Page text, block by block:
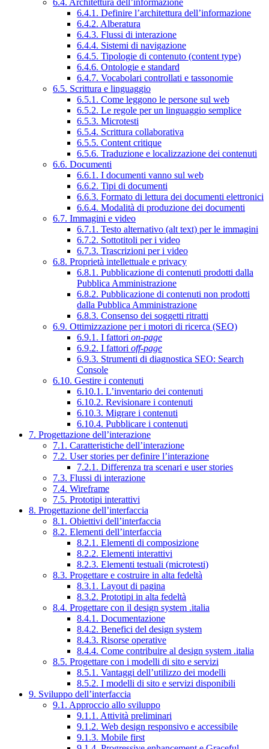
6.4.1. Definire l’architettura dell’informazione
6.4.2. Alberatura
6.4.3. Flussi di interazione
6.4.4. Sistemi di navigazione
6.4.5. Tipologie di contenuto (content type)
6.4.6. Ontologie e standard
6.4.7. Vocabolari controllati e tassonomie
6.5. Scrittura e linguaggio
6.5.1. Come leggono le persone sul web
6.5.2. Le regole per un linguaggio semplice
6.5.3. Microtesti
6.5.4. Scrittura collaborativa
6.5.5. Content critique
6.5.6. Traduzione e localizzazione dei contenuti
6.6. Documenti
6.6.1. I documenti vanno sul web
6.6.2. Tipi di documenti
6.6.3. Formato di lettura dei documenti elettronici
6.6.4. Modalità di produzione dei documenti
6.7. Immagini e video
6.7.1. Testo alternativo (alt text) per le immagini
6.7.2. Sottotitoli per i video
6.7.3. Trascrizioni per i video
6.8. Proprietà intellettuale e privacy
6.8.1. Pubblicazione di contenuti prodotti dalla
Pubblica Amministrazione
6.8.2. Pubblicazione di contenuti non prodotti
dalla Pubblica Amministrazione
6.8.3. Consenso dei soggetti ritratti
6.9. Ottimizzazione per i motori di ricerca (SEO)
6.9.1. I fattori on-page
6.9.2. I fattori off-page
6.9.3. Strumenti di diagnostica SEO: Search
Console
6.10. Gestire i contenuti
6.10.1. L’inventario dei contenuti
6.10.2. Revisionare i contenuti
6.10.3. Migrare i contenuti
6.10.4. Pubblicare i contenuti
7. Progettazione dell’interazione
7.1. Caratteristiche dell’interazione
7.2. User stories per definire l’interazione
7.2.1. Differenza tra scenari e user stories
7.3. Flussi di interazione
7.4. Wireframe
7.5. Prototipi interattivi
8. Progettazione dell’interfaccia
8.1. Obiettivi dell’interfaccia
8.2. Elementi dell’interfaccia
8.2.1. Elementi di composizione
8.2.2. Elementi interattivi
8.2.3. Elementi testuali (microtesti)
8.3. Progettare e costruire in alta fedeltà
8.3.1. Layout di pagina
8.3.2. Prototipi in alta fedeltà
8.4. Progettare con il design system .italia
8.4.1. Documentazione
8.4.2. Benefici del design system
8.4.3. Risorse operative
8.4.4. Come contribuire al design system .italia
8.5. Progettare con i modelli di sito e servizi
8.5.1. Vantaggi dell’utilizzo dei modelli
8.5.2. I modelli di sito e servizi disponibili
9. Sviluppo dell’interfaccia
9.1. Approccio allo sviluppo
9.1.1. Attività preliminari
9.1.2. Web design responsivo e accessibile
9.1.3. Mobile first